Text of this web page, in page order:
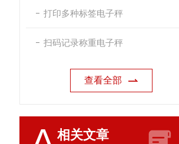
打印多种标签电子秤
扫码记录称重电子秤
查看全部
相关文章